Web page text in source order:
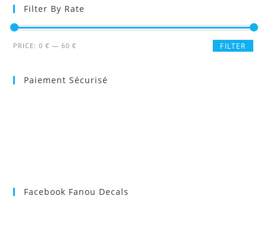
Filter By Rate
Min
Max
FILTER
PRICE:0 € —60 €
Paiement Sécurisé
Facebook Fanou Decals